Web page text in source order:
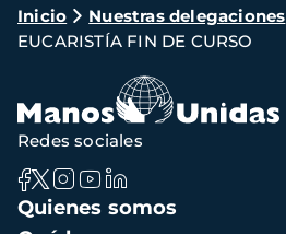
Ruta
de
navegación
Inicio Nuestras delegaciones
EUCARISTÍA FIN DE CURSO
Navegación
principal
Quienes somos
Redes sociales